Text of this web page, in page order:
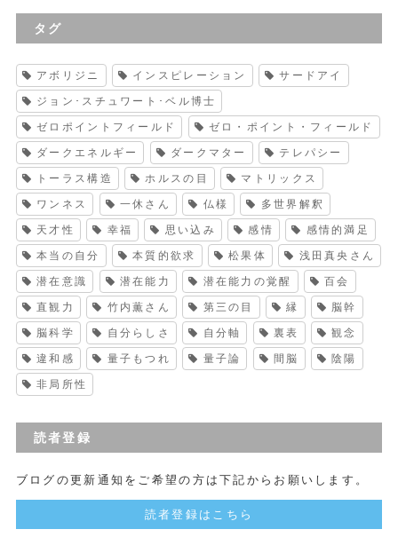
タグ
アボリジニ インスピレーション サードアイ
ジョン･スチュワート･ベル博士
ゼロポイントフィールド ゼロ・ポイント・フィールド
ダークエネルギー ダークマター テレパシー
トーラス構造 ホルスの目 マトリックス
ワンネス 一休さん 仏様 多世界解釈
天才性 幸福 思い込み 感情 感情的満足
本当の自分 本質的欲求 松果体 浅田真央さん
潜在意識 潜在能力 潜在能力の覚醒 百会
直観力 竹内薫さん 第三の目 縁 脳幹
脳科学 自分らしさ 自分軸 裏表 観念
違和感 量子もつれ 量子論 間脳 陰陽
非局所性
読者登録
ブログの更新通知をご希望の方は下記からお願いします。
読者登録はこちら